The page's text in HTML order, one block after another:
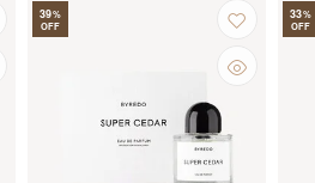
39%
OFF
33%
OFF